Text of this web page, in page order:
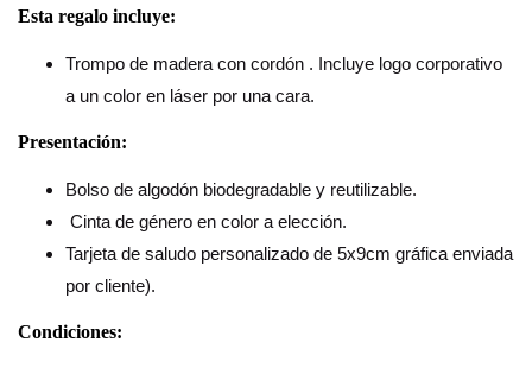
Esta regalo incluye:
Trompo de madera con cordón . Incluye logo corporativo
a un color en láser por una cara.
Presentación:
Bolso de algodón biodegradable y reutilizable.
Cinta de género en color a elección.
Tarjeta de saludo personalizado de 5x9cm gráfica enviada
por cliente).
Condiciones: